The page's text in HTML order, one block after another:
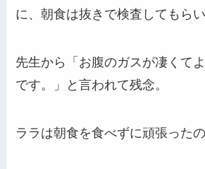
に、朝食は抜きで検査してもらい
先生から「お腹のガスが凄くて
です。」と言われて残念。
ララは朝食を食べずに頑張ったの